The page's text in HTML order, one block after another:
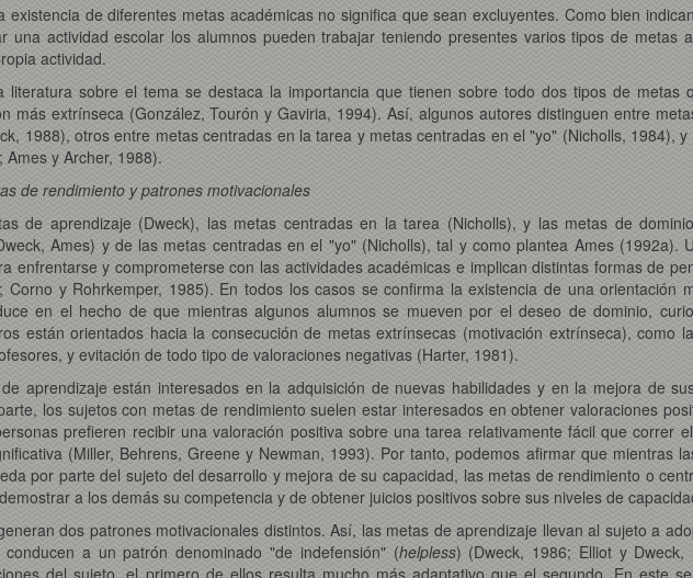
existencia de diferentes metas académicas no significa que sean excluyentes. Como bien
una actividad escolar los alumnos pueden trabajar teniendo presentes varios tipos de metas
actividad.
literatura sobre el tema se destaca la importancia que tienen sobre todo dos tipos de metas
más extrínseca (González, Tourón y Gaviria, 1994). Así, algunos autores distinguen entre
1988), otros entre metas centradas en la tarea y metas centradas en el "yo" (Nicholls, 1984),
y Archer, 1988).
de rendimiento y patrones motivacionales
de aprendizaje (Dweck), las metas centradas en la tarea (Nicholls), y las metas de
Ames) y de las metas centradas en el "yo" (Nicholls), tal y como plantea Ames (1992a).
enfrentarse y comprometerse con las actividades académicas e implican distintas formas de
Corno y Rohrkemper, 1985). En todos los casos se confirma la existencia de una orientación
en el hecho de que mientras algunos alumnos se mueven por el deseo de dominio,
están orientados hacia la consecución de metas extrínsecas (motivación extrínseca), como
y evitación de todo tipo de valoraciones negativas (Harter, 1981).
aprendizaje están interesados en la adquisición de nuevas habilidades y en la mejora de
los sujetos con metas de rendimiento suelen estar interesados en obtener valoraciones
prefieren recibir una valoración positiva sobre una tarea relativamente fácil que correr
(Miller, Behrens, Greene y Newman, 1993). Por tanto, podemos afirmar que mientras
por parte del sujeto del desarrollo y mejora de su capacidad, las metas de rendimiento o
a los demás su competencia y de obtener juicios positivos sobre sus niveles de
dos patrones motivacionales distintos. Así, las metas de aprendizaje llevan al sujeto a
a un patrón denominado "de indefensión" (helpless) (Dweck, 1986; Elliot y Dweck,
del sujeto, el primero de ellos resulta mucho más adaptativo que el segundo. En este